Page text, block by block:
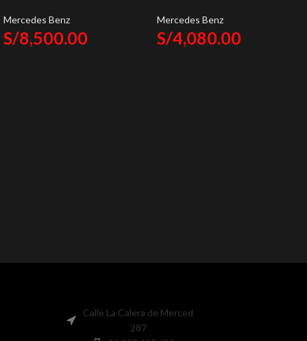
Hoffmann & Baüer
Mercedes Benz
S/8,500.00
2005 Pantalla Hoffbaüer 9″
OEM Plus Hoffmann & Baüer
Mercedes Benz
S/4,080.00
Calle La Calera de Merced
287